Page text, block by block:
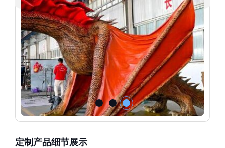
定制产品细节展示